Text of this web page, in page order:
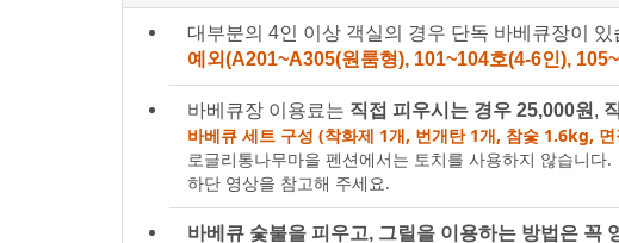
대부분의 4인 이상 객실의 경우 단독 바베큐장이 있
예외(A201~A305(원룸형), 101~104호(4-6인),
바베큐장 이용료는 직접 피우시는 경우 25,000원 ,
바베큐 세트 구성 (착화제 1개, 번개탄 1개, 참숯 1.6kg,
로글리통나무마을 펜션에서는 토치를 사용하지 않습니다.
하단 영상을 참고해 주세요.
바베큐 숯불을 피우고, 그릴을 이용하는 방법은 꼭